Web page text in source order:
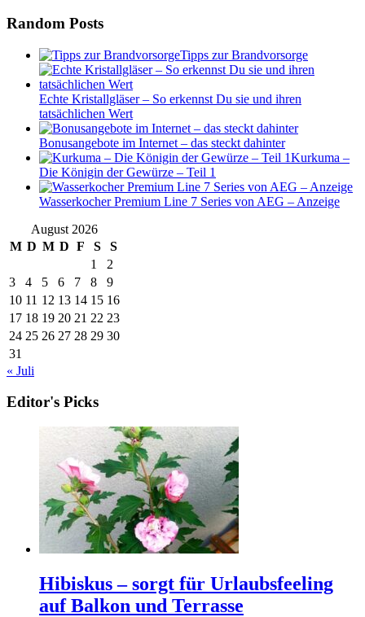
Random Posts
Tipps zur Brandvorsorge
Echte Kristallgläser – So erkennst Du sie und ihren
tatsächlichen Wert
Bonusangebote im Internet – das steckt dahinter
Kurkuma –
Die Königin der Gewürze – Teil 1
Wasserkocher Premium Line 7 Series von AEG – Anzeige
August 2026
M D M D F S
S
1
2
3
4 5 6 7 8
9
10 11 12 13 14 15 16
17 18 19 20 21 22 23
24 25 26 27 28 29 30
31
« Juli
Editor's Picks
Hibiskus – sorgt für Urlaubsfeeling
auf Balkon und Terrasse